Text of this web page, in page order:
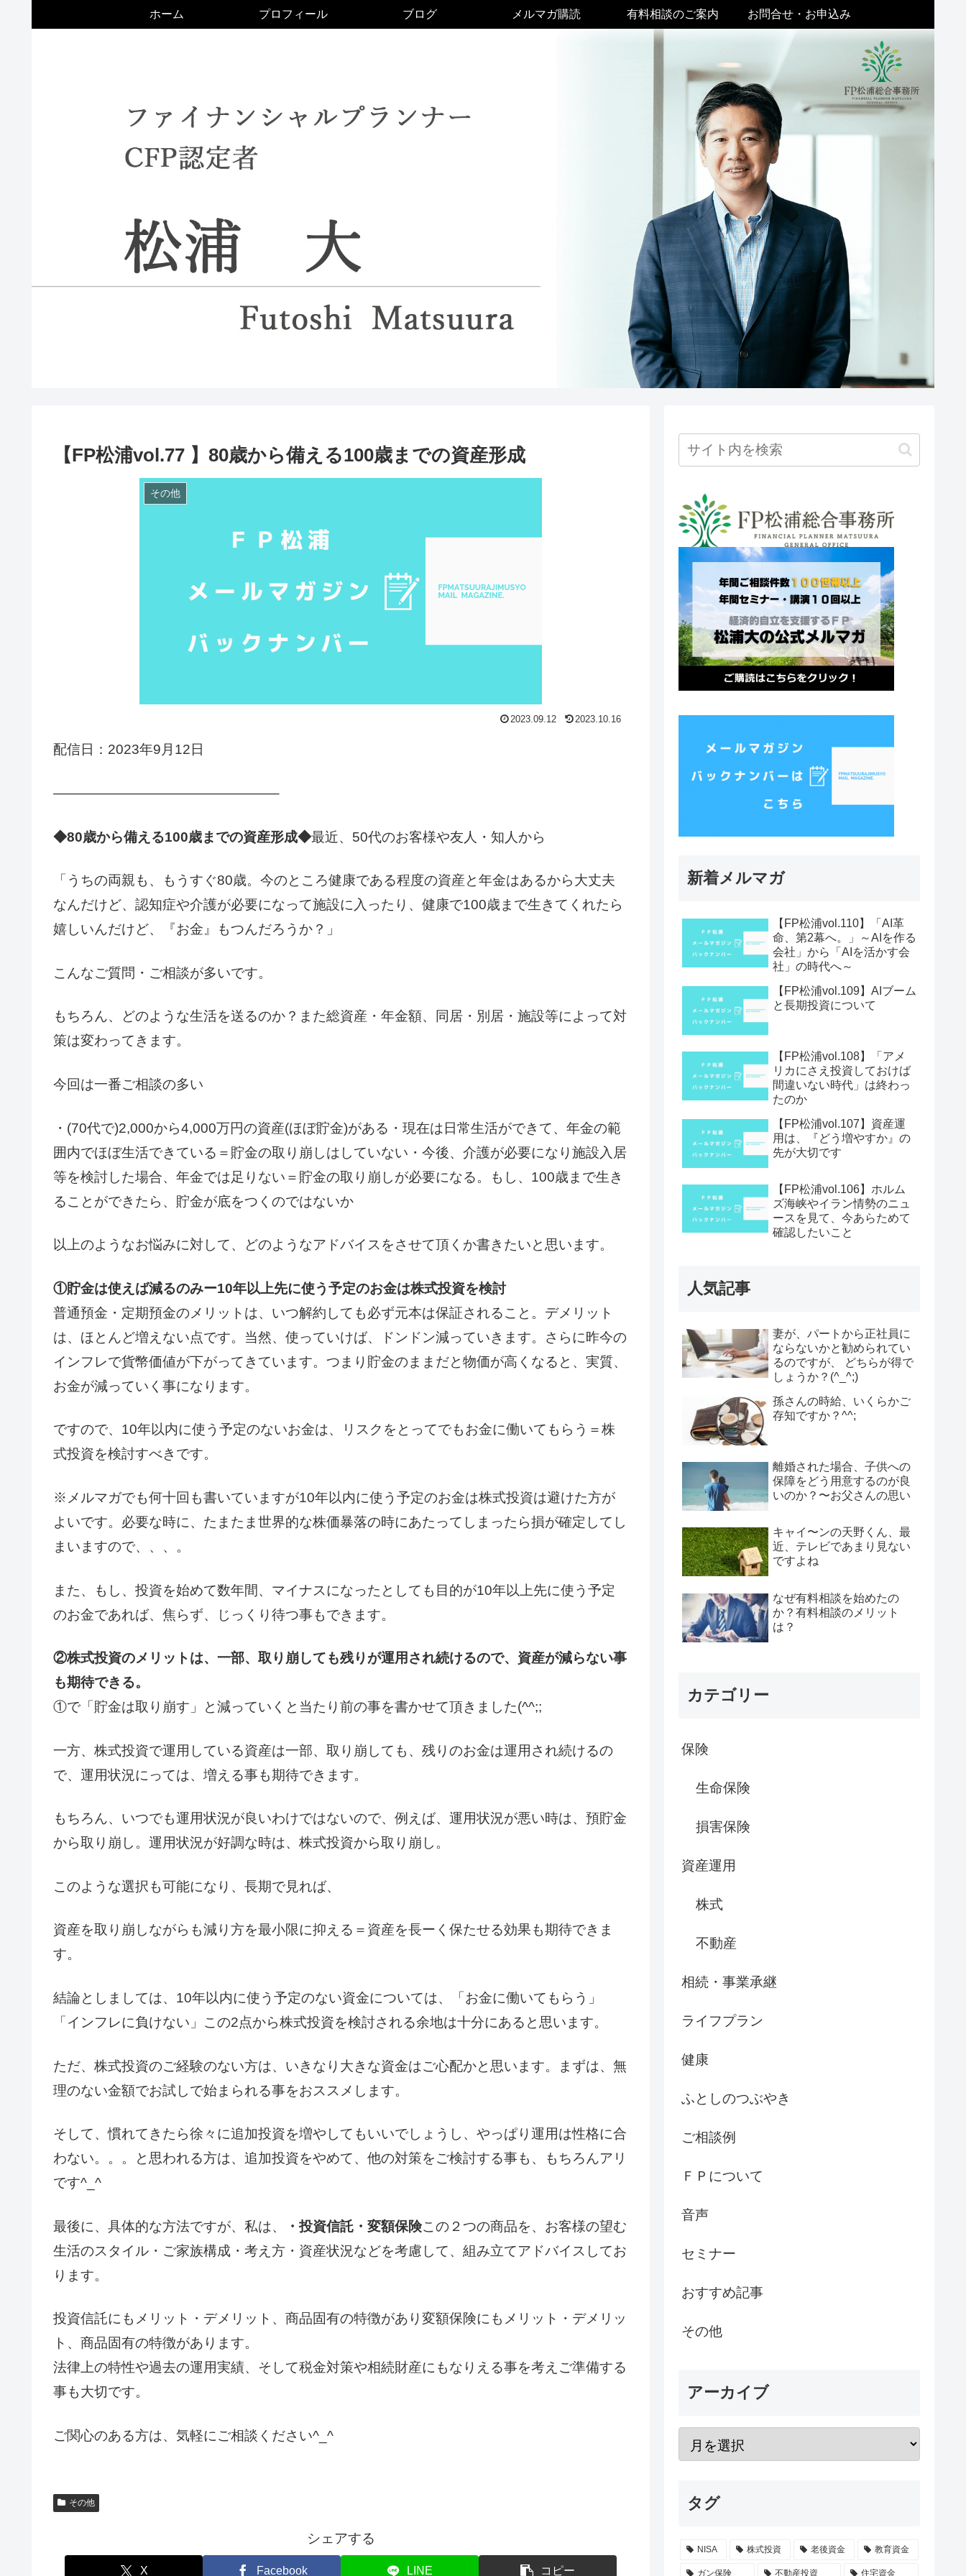
ホーム プロフィール ブログ メルマガ購読 有料相談のご案内 お問合せ・お申込み
【FP松浦vol.77 】80歳から備える100歳までの資産形成
その他
2023.09.12 2023.10.16
配信日：2023年9月12日
————————————————–
◆80歳から備える100歳までの資産形成◆最近、50代のお客様や友人・知人から
「うちの両親も、もうすぐ80歳。今のところ健康である程度の資産と年金はあるから大丈夫
なんだけど、認知症や介護が必要になって施設に入ったり、健康で100歳まで生きてくれたら
嬉しいんだけど、『お金』もつんだろうか？」
こんなご質問・ご相談が多いです。
もちろん、どのような生活を送るのか？また総資産・年金額、同居・別居・施設等によって対
策は変わってきます。
今回は一番ご相談の多い
・(70代で)2,000から4,000万円の資産(ほぼ貯金)がある・現在は日常生活ができて、年金の範
囲内でほぼ生活できている＝貯金の取り崩しはしていない・今後、介護が必要になり施設入居
等を検討した場合、年金では足りない＝貯金の取り崩しが必要になる。もし、100歳まで生き
ることができたら、貯金が底をつくのではないか
以上のようなお悩みに対して、どのようなアドバイスをさせて頂くか書きたいと思います。
①貯金は使えば減るのみー10年以上先に使う予定のお金は株式投資を検討
普通預金・定期預金のメリットは、いつ解約しても必ず元本は保証されること。デメリット
は、ほとんど増えない点です。当然、使っていけば、ドンドン減っていきます。さらに昨今の
インフレで貨幣価値が下がってきています。つまり貯金のままだと物価が高くなると、実質、
お金が減っていく事になります。
ですので、10年以内に使う予定のないお金は、リスクをとってでもお金に働いてもらう＝株
式投資を検討すべきです。
※メルマガでも何十回も書いていますが10年以内に使う予定のお金は株式投資は避けた方が
よいです。必要な時に、たまたま世界的な株価暴落の時にあたってしまったら損が確定してし
まいますので、、、。
また、もし、投資を始めて数年間、マイナスになったとしても目的が10年以上先に使う予定
のお金であれば、焦らず、じっくり待つ事もできます。
②株式投資のメリットは、一部、取り崩しても残りが運用され続けるので、資産が減らない事
も期待できる。
①で「貯金は取り崩す」と減っていくと当たり前の事を書かせて頂きました(^^;;
一方、株式投資で運用している資産は一部、取り崩しても、残りのお金は運用され続けるの
で、運用状況にっては、増える事も期待できます。
もちろん、いつでも運用状況が良いわけではないので、例えば、運用状況が悪い時は、預貯金
から取り崩し。運用状況が好調な時は、株式投資から取り崩し。
このような選択も可能になり、長期で見れば、
資産を取り崩しながらも減り方を最小限に抑える＝資産を長ーく保たせる効果も期待できま
す。
結論としましては、10年以内に使う予定のない資金については、「お金に働いてもらう」
「インフレに負けない」この2点から株式投資を検討される余地は十分にあると思います。
ただ、株式投資のご経験のない方は、いきなり大きな資金はご心配かと思います。まずは、無
理のない金額でお試しで始まられる事をおススメします。
そして、慣れてきたら徐々に追加投資を増やしてもいいでしょうし、やっぱり運用は性格に合
わない。。。と思われる方は、追加投資をやめて、他の対策をご検討する事も、もちろんアリ
です^_^
最後に、具体的な方法ですが、私は、 ・投資信託 ・変額保険この２つの商品を、お客様の望む
生活のスタイル・ご家族構成・考え方・資産状況などを考慮して、組み立てアドバイスしてお
ります。
投資信託にもメリット・デメリット、商品固有の特徴があり変額保険にもメリット・デメリッ
ト、商品固有の特徴があります。
法律上の特性や過去の運用実績、そして税金対策や相続財産にもなりえる事を考えご準備する
事も大切です。
ご関心のある方は、気軽にご相談ください^_^
その他
シェアする
X Facebook LINE コピー
新着メルマガ
【FP松浦vol.110】「AI革
命、第2幕へ。」～AIを作る
会社」から「AIを活かす会
社」の時代へ～
【FP松浦vol.109】AIブーム
と長期投資について
【FP松浦vol.108】「アメ
リカにさえ投資しておけば
間違いない時代」は終わっ
たのか
【FP松浦vol.107】資産運
用は、『どう増やすか』の
先が大切です
【FP松浦vol.106】ホルム
ズ海峡やイラン情勢のニュ
ースを見て、今あらためて
確認したいこと
人気記事
妻が、パートから正社員に
ならないかと勧められてい
るのですが、 どちらが得で
しょうか？(^_^;)
孫さんの時給、いくらかご
存知ですか？^^;
離婚された場合、子供への
保障をどう用意するのが良
いのか？〜お父さんの思い
キャイ〜ンの天野くん、最
近、テレビであまり見ない
ですよね
なぜ有料相談を始めたの
か？有料相談のメリット
は？
カテゴリー
保険
生命保険
損害保険
資産運用
株式
不動産
相続・事業承継
ライフプラン
健康
ふとしのつぶやき
ご相談例
ＦＰについて
音声
セミナー
おすすめ記事
その他
アーカイブ
タグ
NISA 株式投資 老後資金 教育資金
ガン保険 不動産投資 住宅資金